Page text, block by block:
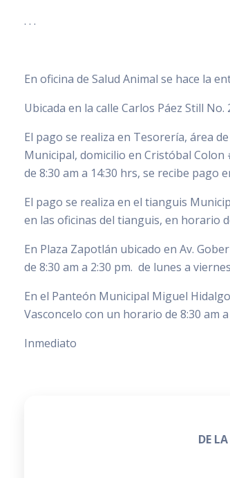
. . .
En oficina de Salud Animal se hace la
Ubicada en la calle Carlos Páez Still
El pago se realiza en Tesorería, área
Municipal, domicilio en Cristóbal
de 8:30 am a 14:30 hrs, se recibe pago
El pago se realiza en el tianguis
en las oficinas del tianguis, en horario
En Plaza Zapotlán ubicado en Av.
de 8:30 am a 2:30 pm. de lunes a
En el Panteón Municipal Miguel
Vasconcelo con un horario de 8:30 am
Inmediato
DE LA ADOPCIÓN